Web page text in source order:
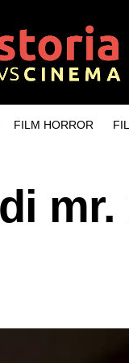
FILM HORROR